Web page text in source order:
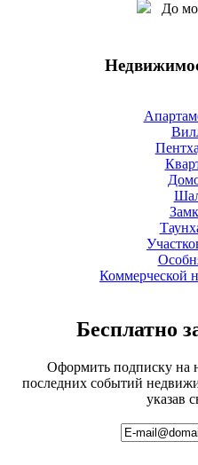
До
Коммерческой
Бесплатно
Оформить подписку на
последних событий
указав